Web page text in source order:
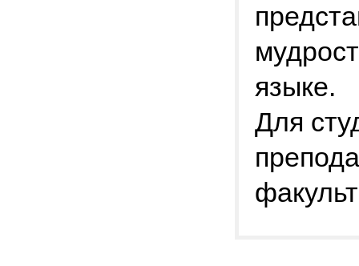
языке.
Для